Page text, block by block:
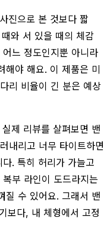
진으로 본 것보다 짧
와 서 있을 때의 체감
느 정도인지뿐 아니라
해야 해요. 이 제품은 미
리 비율이 긴 분은 예상
제 리뷰를 살펴보면 밴
내리고 너무 타이트하면
. 특히 허리가 가늘고
부 라인이 도드라지는
질 수 있어요. 그래서 밴
보다, 내 체형에서 고정